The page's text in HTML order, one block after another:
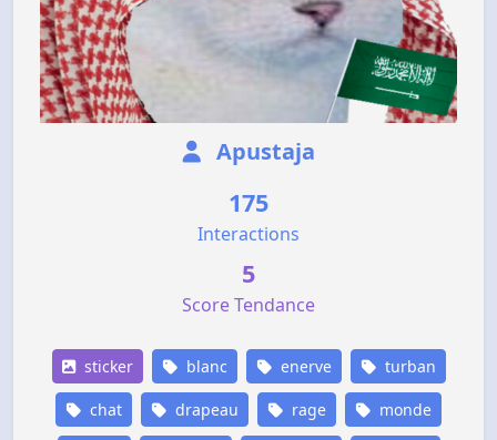
Apustaja
175
Interactions
5
Score Tendance
sticker blanc enerve turban
chat drapeau rage monde